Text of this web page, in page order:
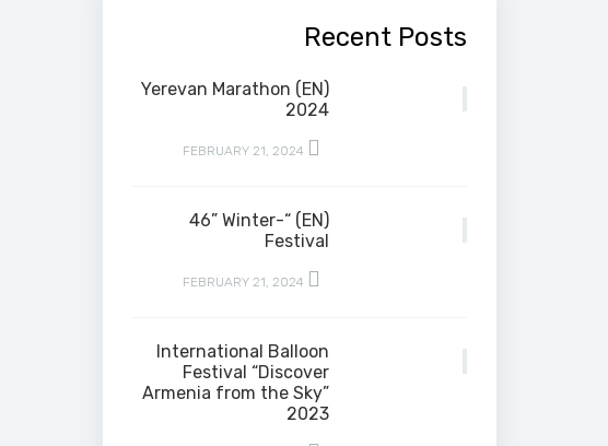
Recent Posts
(EN) Yerevan Marathon
2024
FEBRUARY 21, 2024
(EN) “-46” Winter
Festival
FEBRUARY 21, 2024
International Balloon
Festival “Discover
Armenia from the Sky”
2023